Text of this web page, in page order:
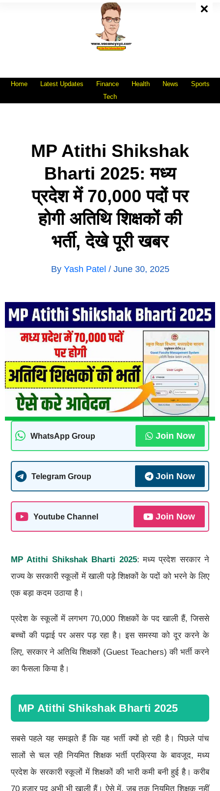
Home Latest Updates Finance Health News
Sports
Tech
MP Atithi Shikshak
Bharti 2025: मध्य
प्रदेश में 70,000 पदों पर
होगी अतिथि शिक्षकों की
भर्ती, देखे पूरी खबर
By Yash Patel / June 30, 2025
WhatsApp Group Join Now
Telegram Group Join Now
Youtube Channel Join Now
MP Atithi Shikshak Bharti 2025: मध्य प्रदेश सरकार ने
राज्य के सरकारी स्कूलों में खाली पड़े शिक्षकों के पदों को भरने के लिए
एक बड़ा कदम उठाया है।
प्रदेश के स्कूलों में लगभग 70,000 शिक्षकों के पद खाली हैं, जिससे
बच्चों की पढ़ाई पर असर पड़ रहा है। इस समस्या को दूर करने के
लिए, सरकार ने अतिथि शिक्षकों (Guest Teachers) की भर्ती करने
का फैसला किया है।
MP Atithi Shikshak Bharti 2025
सबसे पहले यह समझते हैं कि यह भर्ती क्यों हो रही है। पिछले पांच
सालों से चल रही नियमित शिक्षक भर्ती प्रक्रिया के बावजूद, मध्य
प्रदेश के सरकारी स्कूलों में शिक्षकों की भारी कमी बनी हुई है। करीब
70 हजार पद अभी भी खाली हैं। ऐसे में, जब तक नियमित शिक्षक नहीं